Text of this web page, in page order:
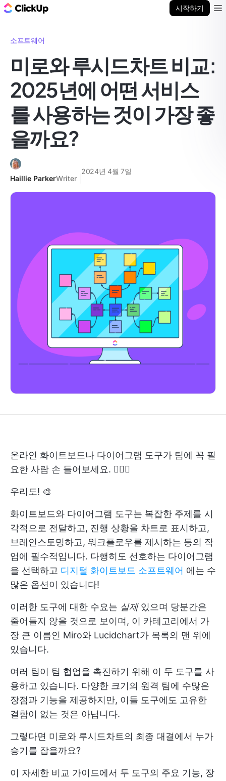
시작하기
소프트웨어
미로와 루시드차트 비교:
2025년에 어떤 서비스
를 사용하는 것이 가장 좋
을까요?
Haillie ParkerWriter
2024년 4월 7일
온라인 화이트보드나 다이어그램 도구가 팀에 꼭 필
요한 사람 손 들어보세요. 🙋🏼‍♀️
우리도! 🎨
화이트보드와 다이어그램 도구는 복잡한 주제를 시
각적으로 전달하고, 진행 상황을 차트로 표시하고,
브레인스토밍하고, 워크플로우를 제시하는 등의 작
업에 필수적입니다. 다행히도 선호하는 다이어그램
을 선택하고 디지털 화이트보드 소프트웨어 에는 수
많은 옵션이 있습니다!
이러한 도구에 대한 수요는 실제있으며 당분간은
줄어들지 않을 것으로 보이며, 이 카테고리에서 가
장 큰 이름인 Miro와 Lucidchart가 목록의 맨 위에
있습니다.
여러 팀이 팀 협업을 촉진하기 위해 이 두 도구를 사
용하고 있습니다. 다양한 크기의 원격 팀에 수많은
장점과 기능을 제공하지만, 이들 도구에도 고유한
결함이 없는 것은 아닙니다.
그렇다면 미로와 루시드차트의 최종 대결에서 누가
승기를 잡을까요?
이 자세한 비교 가이드에서 두 도구의 주요 기능, 장